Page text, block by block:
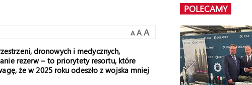
A A A
dronowych i medycznych,
rezerw – to priorytety resortu, które
że w 2025 roku odeszło z wojska mniej
POLECAMY